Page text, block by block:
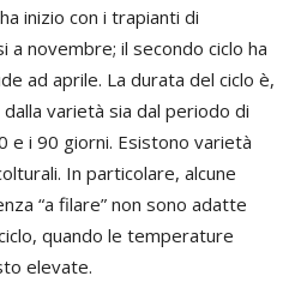
inizio con i trapianti di
novembre; il secondo ciclo ha
ad aprile. La durata del ciclo è,
varietà sia dal periodo di
e i 90 giorni. Esistono varietà
In particolare, alcune
“a filare” non sono adatte
quando le temperature
elevate.